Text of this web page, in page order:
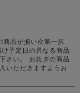
商品が揃い次第一括
予定日の異なる商品
さい。 お急ぎの商品
いただきますようお